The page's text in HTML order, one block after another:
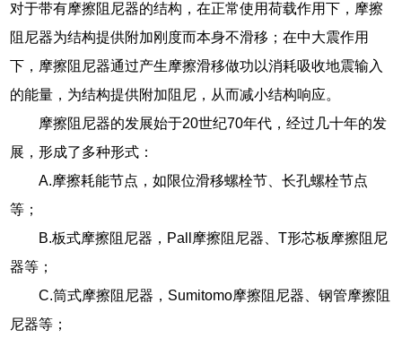
对于带有摩擦阻尼器的结构，在正常使用荷载作用下，摩擦
阻尼器为结构提供附加刚度而本身不滑移；在中大震作用
下，摩擦阻尼器通过产生摩擦滑移做功以消耗吸收地震输入
的能量，为结构提供附加阻尼，从而减小结构响应。
摩擦阻尼器的发展始于20世纪70年代，经过几十年的发
展，形成了多种形式：
A.摩擦耗能节点，如限位滑移螺栓节、长孔螺栓节点
等；
B.板式摩擦阻尼器，Pall摩擦阻尼器、T形芯板摩擦阻尼
器等；
C.筒式摩擦阻尼器，Sumitomo摩擦阻尼器、钢管摩擦阻
尼器等；